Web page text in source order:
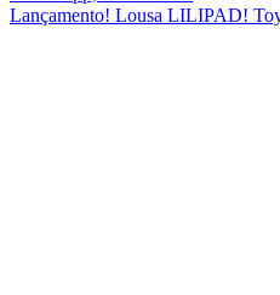
Lançamento! Lousa LILIPAD!